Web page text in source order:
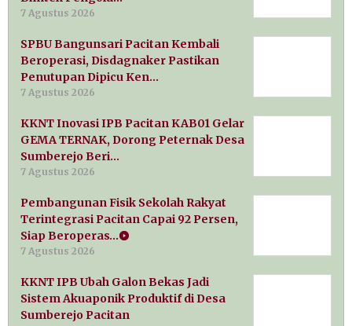
7 Agustus 2026
SPBU Bangunsari Pacitan Kembali
Beroperasi, Disdagnaker Pastikan
Penutupan Dipicu Ken…
7 Agustus 2026
KKNT Inovasi IPB Pacitan KAB01 Gelar
GEMA TERNAK, Dorong Peternak Desa
Sumberejo Beri…
7 Agustus 2026
Pembangunan Fisik Sekolah Rakyat
Terintegrasi Pacitan Capai 92 Persen,
Siap Beroperas…
7 Agustus 2026
KKNT IPB Ubah Galon Bekas Jadi
Sistem Akuaponik Produktif di Desa
Sumberejo Pacitan